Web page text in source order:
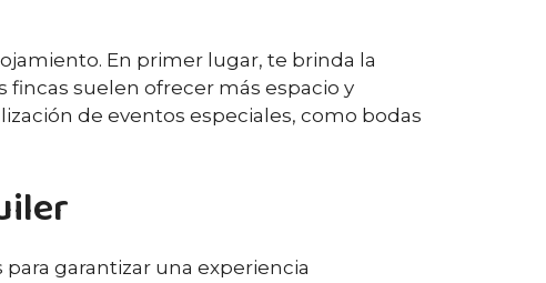
En primer lugar, te brinda la
suelen ofrecer más espacio y
de eventos especiales, como bodas
garantizar una experiencia